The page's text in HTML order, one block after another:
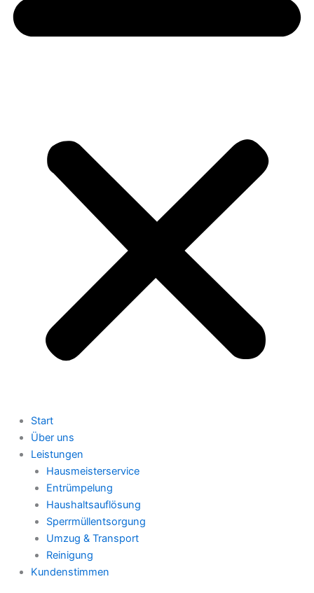
Start
Über uns
Leistungen
Hausmeisterservice
Entrümpelung
Haushaltsauflösung
Sperrmüllentsorgung
Umzug & Transport
Reinigung
Kundenstimmen